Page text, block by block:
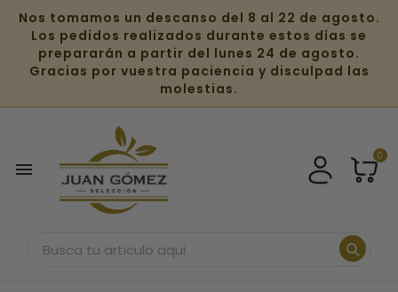
Nos tomamos un descanso del 8 al 22 de agosto.
Los pedidos realizados durante estos días se
prepararán a partir del lunes 24 de agosto.
Gracias por vuestra paciencia y disculpad las
molestias.

0